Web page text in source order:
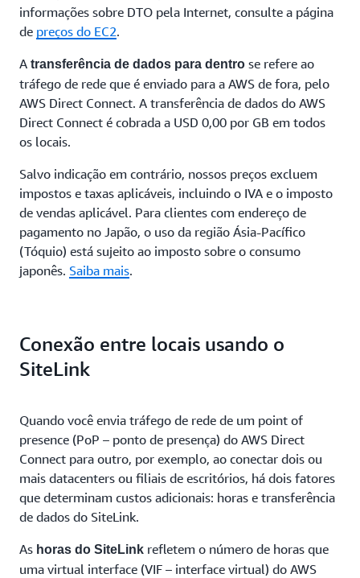
informações sobre DTO pela Internet, consulte a página
de preços do EC2.
A transferência de dados para dentro se refere ao
tráfego de rede que é enviado para a AWS de fora, pelo
AWS Direct Connect. A transferência de dados do AWS
Direct Connect é cobrada a USD 0,00 por GB em todos
os locais.
Salvo indicação em contrário, nossos preços excluem
impostos e taxas aplicáveis, incluindo o IVA e o imposto
de vendas aplicável. Para clientes com endereço de
pagamento no Japão, o uso da região Ásia-Pacífico
(Tóquio) está sujeito ao imposto sobre o consumo
japonês. Saiba mais.
Conexão entre locais usando o
SiteLink
Quando você envia tráfego de rede de um point of
presence (PoP – ponto de presença) do AWS Direct
Connect para outro, por exemplo, ao conectar dois ou
mais datacenters ou filiais de escritórios, há dois fatores
que determinam custos adicionais: horas e transferência
de dados do SiteLink.
As horas do SiteLink refletem o número de horas que
uma virtual interface (VIF – interface virtual) do AWS